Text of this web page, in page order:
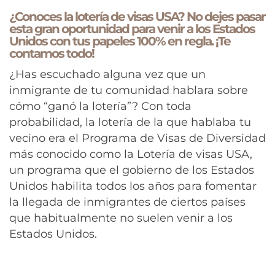
¿Conoces la lotería de visas USA? No dejes pasar
esta gran oportunidad para venir a los Estados
Unidos con tus papeles 100% en regla. ¡Te
contamos todo!
¿Has escuchado alguna vez que un
inmigrante de tu comunidad hablara sobre
cómo “ganó la lotería”? Con toda
probabilidad, la lotería de la que hablaba tu
vecino era el Programa de Visas de Diversidad
más conocido como la Lotería de visas USA,
un programa que el gobierno de los Estados
Unidos habilita todos los años para fomentar
la llegada de inmigrantes de ciertos países
que habitualmente no suelen venir a los
Estados Unidos.